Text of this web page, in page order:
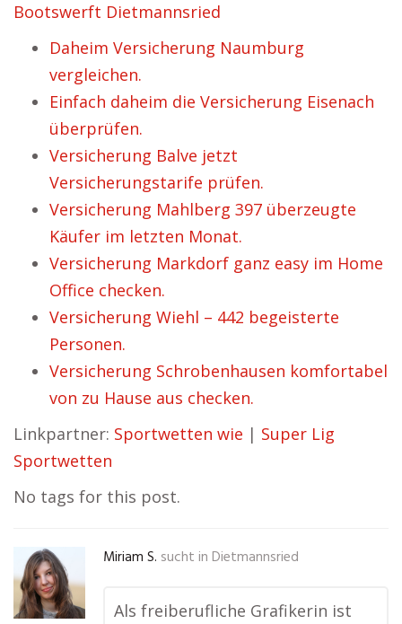
Bootswerft Dietmannsried
Daheim Versicherung Naumburg
vergleichen.
Einfach daheim die Versicherung Eisenach
überprüfen.
Versicherung Balve jetzt
Versicherungstarife prüfen.
Versicherung Mahlberg 397 überzeugte
Käufer im letzten Monat.
Versicherung Markdorf ganz easy im Home
Office checken.
Versicherung Wiehl – 442 begeisterte
Personen.
Versicherung Schrobenhausen komfortabel
von zu Hause aus checken.
Linkpartner: Sportwetten wie | Super Lig
Sportwetten
No tags for this post.
Miriam S. sucht in Dietmannsried
Als freiberufliche Grafikerin ist